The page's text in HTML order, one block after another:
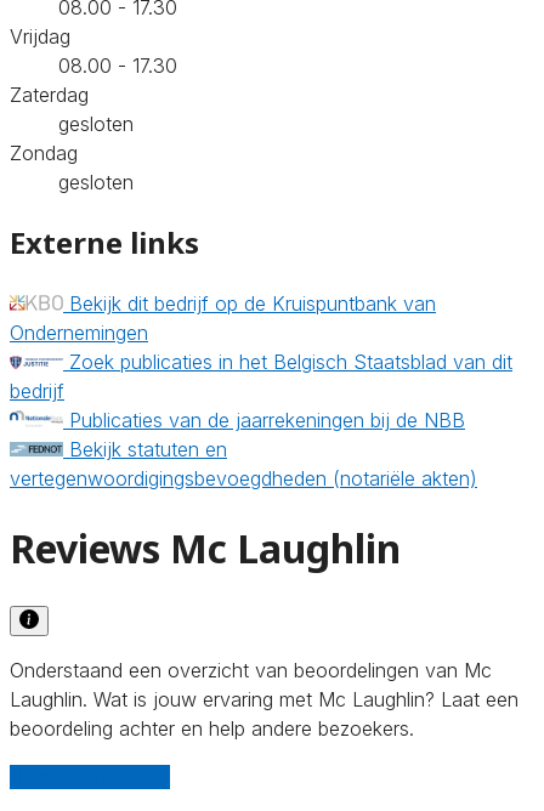
08.00 - 17.30
Vrijdag
08.00 - 17.30
Zaterdag
gesloten
Zondag
gesloten
Externe links
Bekijk dit bedrijf op de Kruispuntbank van
Ondernemingen
Zoek publicaties in het Belgisch Staatsblad van dit
bedrijf
Publicaties van de jaarrekeningen bij de NBB
Bekijk statuten en
vertegenwoordigingsbevoegdheden (notariële akten)
Reviews Mc Laughlin
Onderstaand een overzicht van beoordelingen van Mc
Laughlin. Wat is jouw ervaring met Mc Laughlin? Laat een
beoordeling achter en help andere bezoekers.